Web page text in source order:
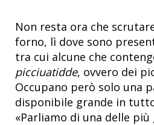
Non resta ora che
forno, lì dove sono
tra cui alcune che
picciuatidde, ovvero dei
Occupano però solo una
disponibile grande in
«Parliamo di una delle